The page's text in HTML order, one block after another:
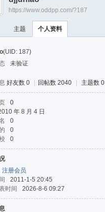
https://www.oddpp.com/?187
主题 个人资料
(UID: 187)
未验证
好友数 0 回帖数 2040 主题数 0
0
年 8 月 4 日
0
0
0
注册会员
2011-1-5 20:45
时间
2026-8-6 09:27